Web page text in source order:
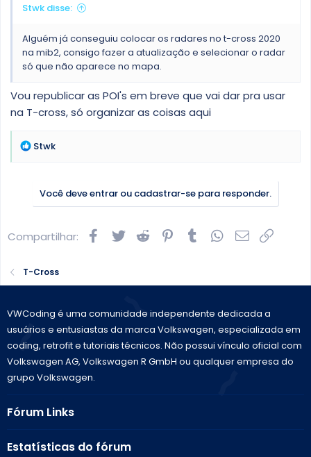
Stwk disse:
Alguém já conseguiu colocar os radares no t-cross 2020
na mib2, consigo fazer a atualização e selecionar o radar
só que não aparece no mapa.
Vou republicar as POI's em breve que vai dar pra usar
na T-cross, só organizar as coisas aqui
R
:
Stwk
Você deve entrar ou cadastrar-se para responder.
Compartilhar: FacebookTwitterReddit PinterestTumblrWhatsApp
E-mail
T-Cross
VWCoding é uma comunidade independente dedicada a
usuários e entusiastas da marca Volkswagen, especializada em
coding, retrofit e tutoriais técnicos. Não possui vínculo oficial com
Volkswagen AG, Volkswagen R GmbH ou qualquer empresa do
grupo Volkswagen.
Fórum Links
Estatísticas do fórum